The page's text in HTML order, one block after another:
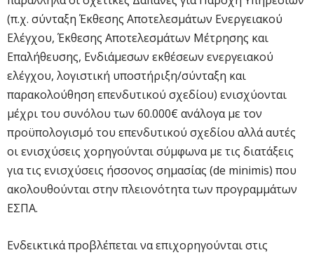
(π.χ. σύνταξη Έκθεσης Αποτελεσμάτων Ενεργειακού
Ελέγχου, Έκθεσης Αποτελεσμάτων Μέτρησης και
Επαλήθευσης, Ενδιάμεσων εκθέσεων ενεργειακού
ελέγχου, λογιστική υποστήριξη/σύνταξη και
παρακολούθηση επενδυτικού σχεδίου) ενισχύονται
μέχρι του συνόλου των 60.000€ ανάλογα με τον
προϋπολογισμό του επενδυτικού σχεδίου αλλά αυτές
οι ενισχύσεις χορηγούνται σύμφωνα με τις διατάξεις
για τις ενισχύσεις ήσσονος σημασίας (de minimis) που
ακολουθούνται στην πλειονότητα των προγραμμάτων
ΕΣΠΑ.
Ενδεικτικά προβλέπεται να επιχορηγούνται στις